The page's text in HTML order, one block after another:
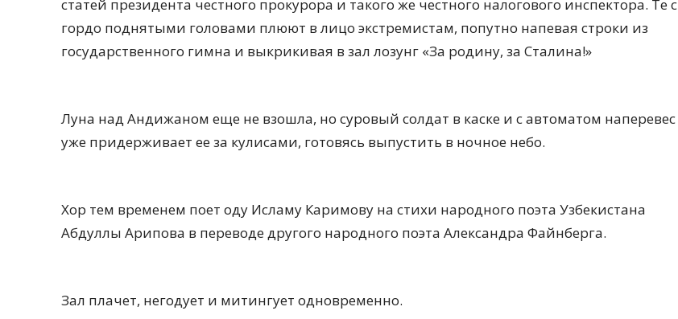
статей президента честного прокурора и такого же честного налогового инспектора. Те с
гордо поднятыми головами плюют в лицо экстремистам, попутно напевая строки из
государственного гимна и выкрикивая в зал лозунг «За родину, за Сталина!»
Луна над Андижаном еще не взошла, но суровый солдат в каске и с автоматом наперевес
уже придерживает ее за кулисами, готовясь выпустить в ночное небо.
Хор тем временем поет оду Исламу Каримову на стихи народного поэта Узбекистана
Абдуллы Арипова в переводе другого народного поэта Александра Файнберга.
Зал плачет, негодует и митингует одновременно.